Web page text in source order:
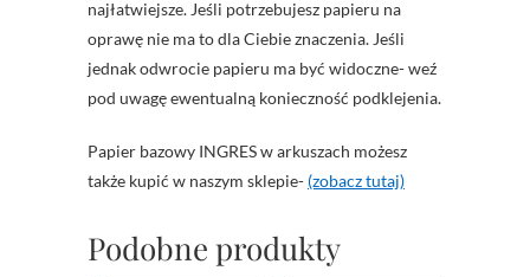
najłatwiejsze. Jeśli potrzebujesz papieru na
oprawę nie ma to dla Ciebie znaczenia. Jeśli
jednak odwrocie papieru ma być widoczne- weź
pod uwagę ewentualną konieczność podklejenia.
Papier bazowy INGRES w arkuszach możesz
także kupić w naszym sklepie- (zobacz tutaj)
Podobne produkty